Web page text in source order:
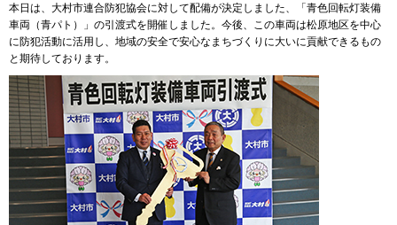
本日は、大村市連合防犯協会に対して配備が決定しました、「青色回転灯装備
車両（青パト）」の引渡式を開催しました。今後、この車両は松原地区を中心
に防犯活動に活用し、地域の安全で安心なまちづくりに大いに貢献できるもの
と期待しております。